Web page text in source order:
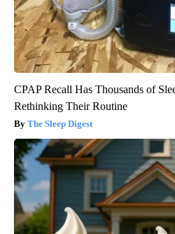
CPAP Recall Has Thousands of
Rethinking Their Routine
The Sleep Digest